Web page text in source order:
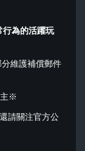
行為的活躍玩
維護補償郵件
主※
請關注官方公